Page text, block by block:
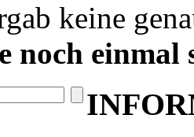
keine
noch einmal